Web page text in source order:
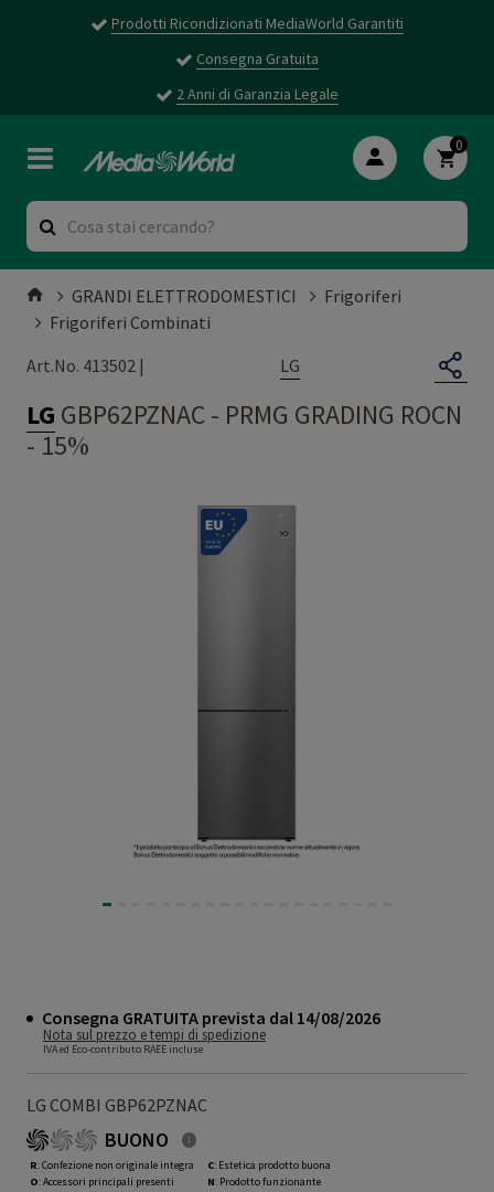
Prodotti Ricondizionati MediaWorld Garantiti
Consegna Gratuita
2 Anni di Garanzia Legale
0
GRANDI ELETTRODOMESTICI
Frigoriferi
Frigoriferi Combinati
Art.No. 413502 |
LG
LG GBP62PZNAC- PRMG GRADING ROCN
- 15%
Consegna GRATUITA prevista dal 14/08/2026
Nota sul prezzo e tempi di spedizione
IVA ed Eco-contributo RAEE incluse
LG COMBI GBP62PZNAC
BUONO
R: Confezione non originale integra
O: Accessori principali presenti
C: Estetica prodotto buona
N: Prodotto funzionante